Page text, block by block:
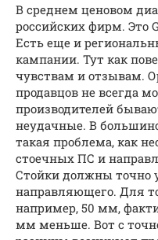
В среднем ценовом
российских фирм. Это
Есть еще и
кампании. Тут как
чувствам и отзывам.
продавцов не всегда
производителей
неудачные. В
такая проблема, как
стоечных ПС и
Стойки должны точно
направляющего. Для
например, 50 мм,
мм меньше. Вот с